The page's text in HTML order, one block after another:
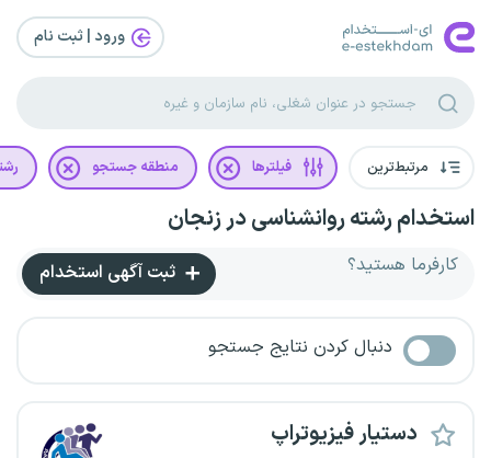
ورود | ثبت‌ نام
مرتبط‌ترین فیلترها منطقه جستجو
استخدام رشته روانشناسی در زنجان
کارفرما هستید؟ ثبت آگهی استخدام
دنبال کردن نتایج جستجو
دستیار فیزیوتراپ